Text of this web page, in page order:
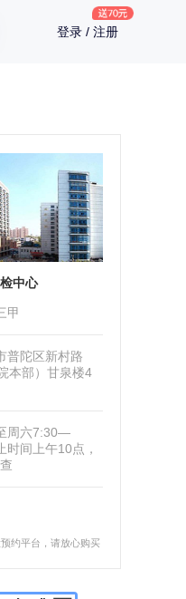
登录 / 注册
中心
甲
普陀区新村路
本部）甘泉楼4
周六7:30—
时间上午10点，
约平台，请放心购买